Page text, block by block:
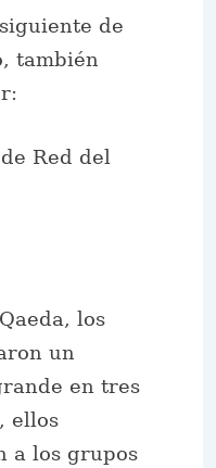
de
, también
Red del
los
un
en tres
ellos
a los grupos